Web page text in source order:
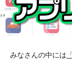
みなさんの中には